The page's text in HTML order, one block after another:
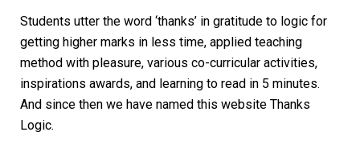
Students utter the word ‘thanks’ in gratitude to logic for
getting higher marks in less time, applied teaching
method with pleasure, various co-curricular activities,
inspirations awards, and learning to read in 5 minutes.
And since then we have named this website Thanks
Logic.